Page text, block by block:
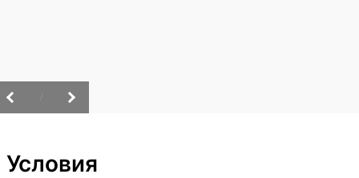
Условия